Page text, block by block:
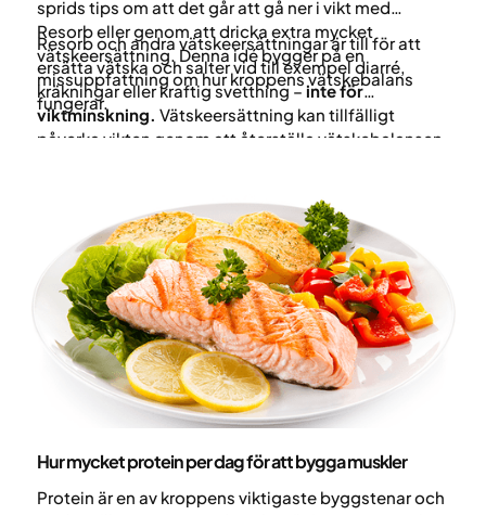
sprids tips om att det går att gå ner i vikt med
Resorb eller genom att dricka extra mycket
vätskeersättning. Denna idé bygger på en
missuppfattning om hur kroppens vätskebalans
fungerar.
Resorb och andra vätskeersättningar är till för att
ersätta vätska och salter vid till exempel diarré,
kräkningar eller kraftig svettning –inte för
viktminskning. Vätskeersättning kan tillfälligt
påverka vikten genom att återställa vätskebalansen,
Hur mycket protein per dag för att bygga muskler
Protein är en av kroppens viktigaste byggstenar och